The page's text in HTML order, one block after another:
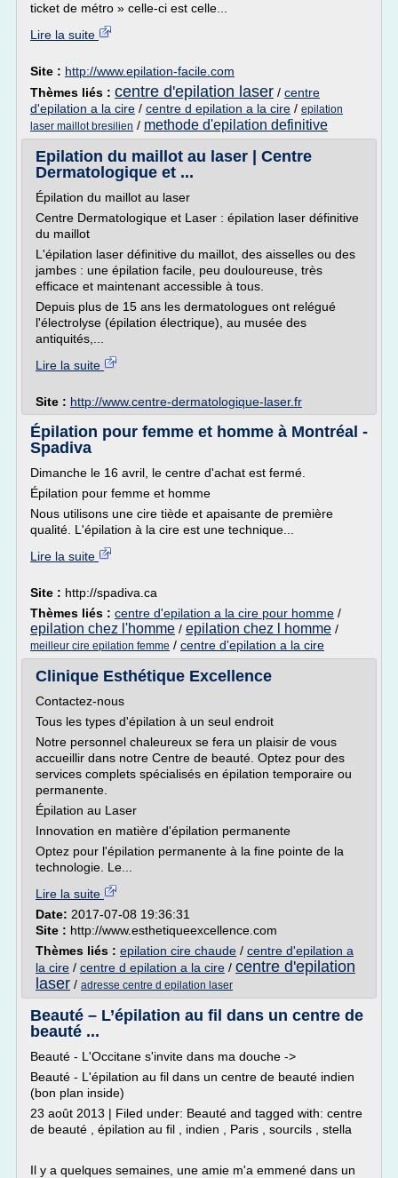
ticket de métro » celle-ci est celle...
Lire la suite
Site : http://www.epilation-facile.com
Thèmes liés : centre d'epilation laser / centre
d'epilation a la cire / centre d epilation a la cire / epilation
laser maillot bresilien / methode d'epilation definitive
Epilation du maillot au laser | Centre
Dermatologique et ...
Épilation du maillot au laser
Centre Dermatologique et Laser : épilation laser définitive
du maillot
L'épilation laser définitive du maillot, des aisselles ou des
jambes : une épilation facile, peu douloureuse, très
efficace et maintenant accessible à tous.
Depuis plus de 15 ans les dermatologues ont relégué
l'électrolyse (épilation électrique), au musée des
antiquités,...
Lire la suite
Site : http://www.centre-dermatologique-laser.fr
Épilation pour femme et homme à Montréal -
Spadiva
Dimanche le 16 avril, le centre d'achat est fermé.
Épilation pour femme et homme
Nous utilisons une cire tiède et apaisante de première
qualité. L'épilation à la cire est une technique...
Lire la suite
Site : http://spadiva.ca
Thèmes liés : centre d'epilation a la cire pour homme /
epilation chez l'homme / epilation chez l homme /
meilleur cire epilation femme / centre d'epilation a la cire
Clinique Esthétique Excellence
Contactez-nous
Tous les types d'épilation à un seul endroit
Notre personnel chaleureux se fera un plaisir de vous
accueillir dans notre Centre de beauté. Optez pour des
services complets spécialisés en épilation temporaire ou
permanente.
Épilation au Laser
Innovation en matière d'épilation permanente
Optez pour l'épilation permanente à la fine pointe de la
technologie. Le...
Lire la suite
Date: 2017-07-08 19:36:31
Site : http://www.esthetiqueexcellence.com
Thèmes liés : epilation cire chaude / centre d'epilation a
la cire / centre d epilation a la cire / centre d'epilation
laser / adresse centre d epilation laser
Beauté – L’épilation au fil dans un centre de
beauté ...
Beauté - L'Occitane s'invite dans ma douche ->
Beauté - L'épilation au fil dans un centre de beauté indien
(bon plan inside)
23 août 2013 | Filed under: Beauté and tagged with: centre
de beauté , épilation au fil , indien , Paris , sourcils , stella
Il y a quelques semaines, une amie m'a emmené dans un